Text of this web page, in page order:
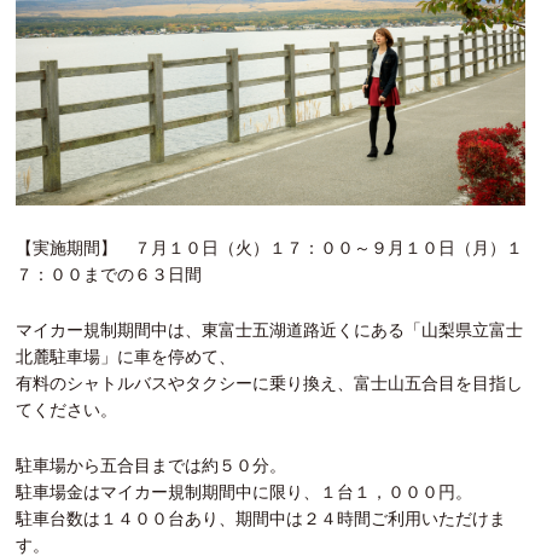
【実施期間】 ７月１０日（火）１７：００～９月１０日（月）１
７：００までの６３日間
マイカー規制期間中は、東富士五湖道路近くにある「山梨県立富士
北麓駐車場」に車を停めて、
有料のシャトルバスやタクシーに乗り換え、富士山五合目を目指し
てください。
駐車場から五合目までは約５０分。
駐車場金はマイカー規制期間中に限り、１台１，０００円。
駐車台数は１４００台あり、期間中は２４時間ご利用いただけま
す。